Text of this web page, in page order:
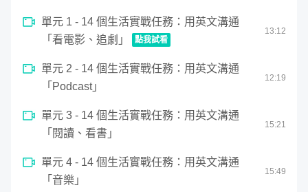
單元 1 - 14 個生活實戰任務：用英文溝通
「看電影、追劇」
點我試看
13:12
14 個生活實戰任務：用英文溝通「看電影、追劇」
seconds
seconds
單元 2 - 14 個生活實戰任務：用英文溝通
「Podcast」
12:19
單元 3 - 14 個生活實戰任務：用英文溝通
「閱讀、看書」
15:21
單元 4 - 14 個生活實戰任務：用英文溝通
「音樂」
15:49